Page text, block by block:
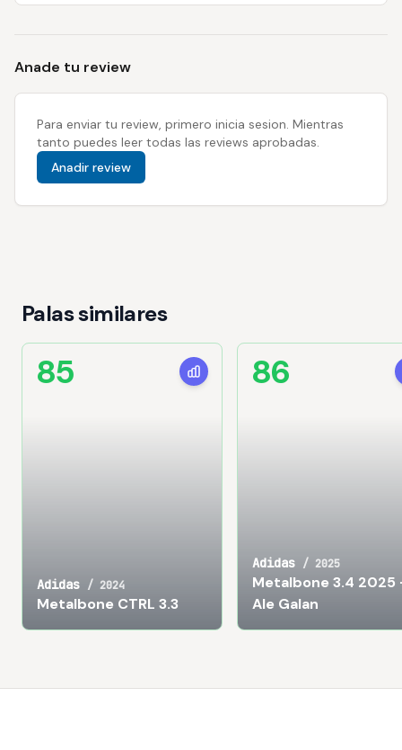
Anade tu review
Para enviar tu review, primero inicia sesion. Mientras
tanto puedes leer todas las reviews aprobadas.
Anadir review
Palas similares
Adidas / 2024
Metalbone CTRL 3.3
85
Adidas / 2025
Metalbone 3.4 2025
Ale Galan
86